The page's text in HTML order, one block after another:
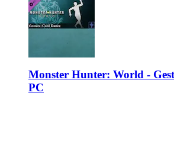
Monster Hunter: World -
PC